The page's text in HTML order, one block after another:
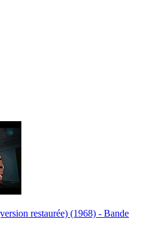
restaurée) (1968) - Bande